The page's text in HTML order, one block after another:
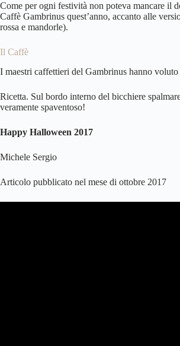
Come per ogni festività non poteva mancare il
Caffè Gambrinus quest’anno, accanto alle
rossa e mandorle).
Il Caffè
I maestri caffettieri del Gambrinus hanno
Ricetta. Sul bordo interno del bicchiere
veramente spaventoso!
Happy Halloween 2017
Michele Sergio
Articolo pubblicato nel mese di ottobre 2017